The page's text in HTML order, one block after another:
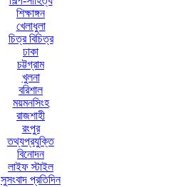
শিক্ষাঙ্গন
খেলাধুলা
চিত্র বিচিত্র
ঢাকা
চট্টগ্রাম
খুলনা
বরিশাল
ময়মনসিংহ
রাজশাহী
রংপুর
তথ্যপ্রযুক্তি
বিনোদন
লাইফ স্টাইল
সুসংবাদ প্রতিদিন